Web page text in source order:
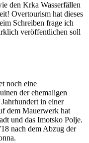
den Krka Wasserfällen
Overtourism hat dieses
Schreiben frage ich
veröffentlichen soll
noch eine
der ehemaligen
in einer
dem Mauerwerk hat
und das Imotsko Polje.
nach dem Abzug der